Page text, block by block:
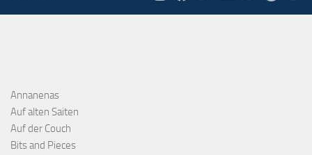
Annanenas
Auf alten Saiten
Auf der Couch
Bits and Pieces